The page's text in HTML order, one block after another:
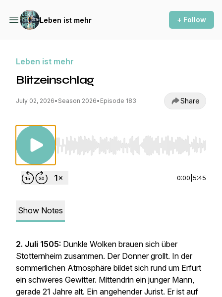
Leben ist mehr + Follow
Leben ist mehr
Blitzeinschlag
July 02, 2026• Season 2026• Episode 183 Share
Use Left/Right to seek, Home/End to jump
0:00 5:45
Show Notes
2. Juli 1505: Dunkle Wolken brauen sich über
Stotternheim zusammen. Der Donner grollt. In der
sommerlichen Atmosphäre bildet sich rund um Erfurt
ein schweres Gewitter. Mittendrin ein junger Mann,
gerade 21 Jahre alt. Ein angehender Jurist. Er ist auf